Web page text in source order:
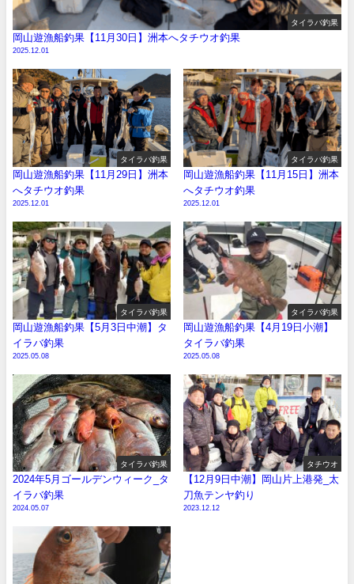
タイラバ釣果
岡山遊漁船釣果【11月30日】洲本へタチウオ釣果
2025.12.01
タイラバ釣果
岡山遊漁船釣果【11月29日】洲本
へタチウオ釣果
2025.12.01
タイラバ釣果
岡山遊漁船釣果【11月15日】洲本
へタチウオ釣果
2025.12.01
タイラバ釣果
岡山遊漁船釣果【5月3日中潮】タ
イラバ釣果
2025.05.08
タイラバ釣果
岡山遊漁船釣果【4月19日小潮】
タイラバ釣果
2025.05.08
タイラバ釣果
2024年5月ゴールデンウィーク_タ
イラバ釣果
2024.05.07
タチウオ
【12月9日中潮】岡山片上港発_太
刀魚テンヤ釣り
2023.12.12